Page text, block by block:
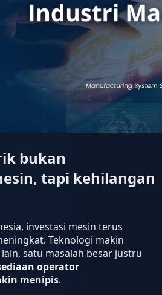
bukan
tapi kehilangan
investasi mesin terus
Teknologi makin
satu masalah besar justru
operator
menipis.